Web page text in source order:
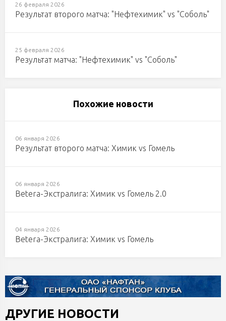
26 февраля 2026
Результат второго матча: "Нефтехимик" vs "Соболь"
25 февраля 2026
Результат матча: "Нефтехимик" vs "Соболь"
Похожие новости
06 января 2026
Результат второго матча: Химик vs Гомель
06 января 2026
Betera-Экстралига: Химик vs Гомель 2.0
04 января 2026
Betera-Экстралига: Химик vs Гомель
ДРУГИЕ НОВОСТИ